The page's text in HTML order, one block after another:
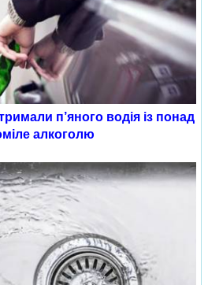
п’яного водія із понад
алкоголю